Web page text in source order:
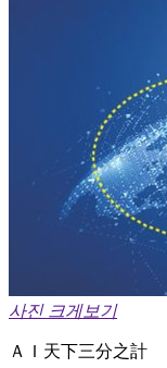
사진 크게보기
ＡＩ天下三分之計